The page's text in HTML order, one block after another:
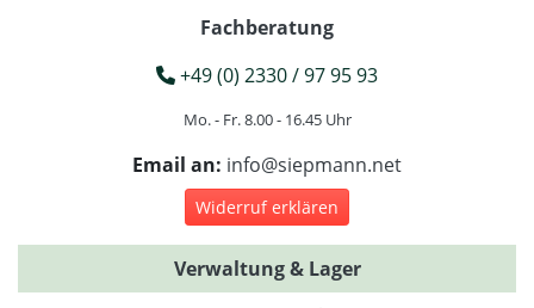
Fachberatung
+49 (0) 2330 / 97 95 93
Mo. - Fr. 8.00 - 16.45 Uhr
Email an: info@siepmann.net
Widerruf erklären
Verwaltung & Lager